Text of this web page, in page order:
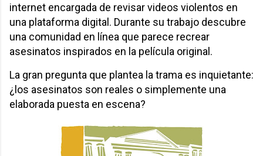
internet encargada de revisar videos violentos en
una plataforma digital. Durante su trabajo descubre
una comunidad en línea que parece recrear
asesinatos inspirados en la película original.
La gran pregunta que plantea la trama es inquietante:
¿los asesinatos son reales o simplemente una
elaborada puesta en escena?